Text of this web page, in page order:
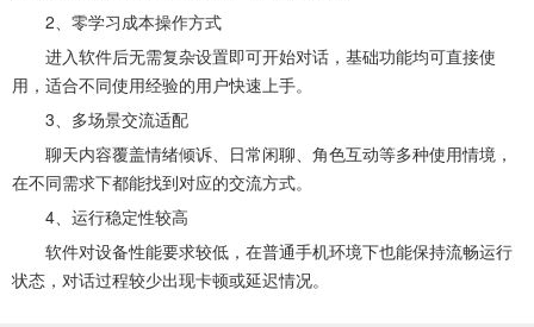
2、零学习成本操作方式
进入软件后无需复杂设置即可开始对话，基础功能均可直接使
用，适合不同使用经验的用户快速上手。
3、多场景交流适配
聊天内容覆盖情绪倾诉、日常闲聊、角色互动等多种使用情境，
在不同需求下都能找到对应的交流方式。
4、运行稳定性较高
软件对设备性能要求较低，在普通手机环境下也能保持流畅运行
状态，对话过程较少出现卡顿或延迟情况。